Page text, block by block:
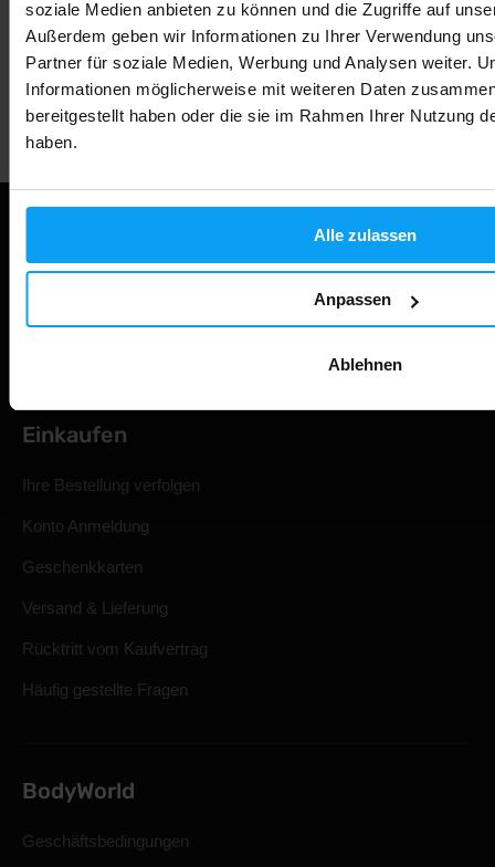
soziale Medien anbieten zu können und die Zugriffe auf
Außerdem geben wir Informationen zu Ihrer Verwendung
Partner für soziale Medien, Werbung und Analysen weiter.
Informationen möglicherweise mit weiteren Daten
bereitgestellt haben oder die sie im Rahmen Ihrer Nutzung
haben.
Alle zulassen
Anpassen
Ablehnen
1.000.000+ Kunden
Professionelle Kundenbetreuung
Einkaufen
Ihre Bestellung verfolgen
Konto Anmeldung
Geschenkkarten
Versand & Lieferung
Rücktritt vom Kaufvertrag
Häufig gestellte Fragen
BodyWorld
Geschäftsbedingungen